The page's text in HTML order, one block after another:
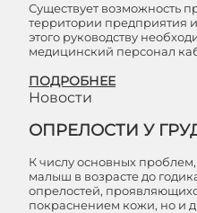
Существует возможность
территории предприятия
этого руководству
медицинский персонал
ПОДРОБНЕЕ
Новости
ОПРЕЛОСТИ У
К числу основных
малыш в возрасте до
опрелостей,
покраснением кожи, но и